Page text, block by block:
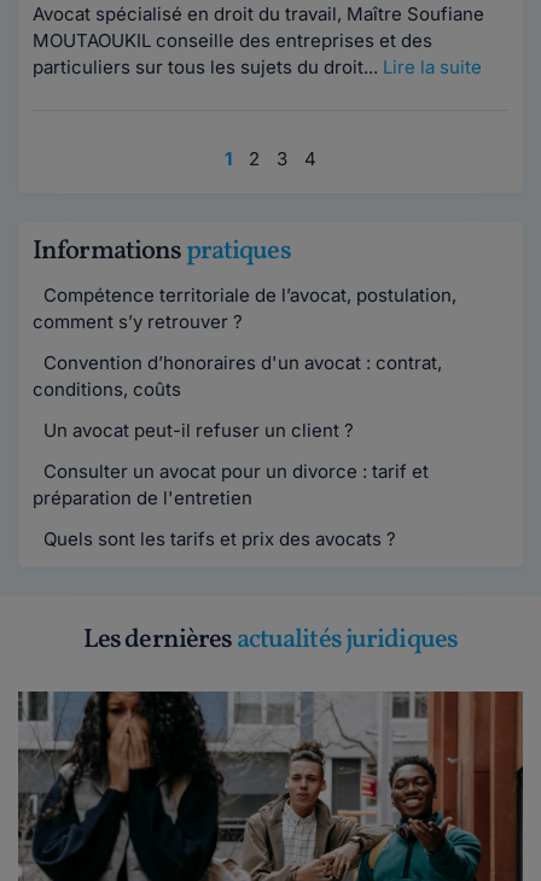
Avocat spécialisé en droit du travail, Maître Soufiane
MOUTAOUKIL conseille des entreprises et des
particuliers sur tous les sujets du droit... Lire la suite
1 2 3 4
Informationspratiques
Compétence territoriale de l’avocat, postulation,
comment s’y retrouver ?
Convention d’honoraires d'un avocat : contrat,
conditions, coûts
Un avocat peut-il refuser un client ?
Consulter un avocat pour un divorce : tarif et
préparation de l'entretien
Quels sont les tarifs et prix des avocats ?
Les dernièresactualités juridiques